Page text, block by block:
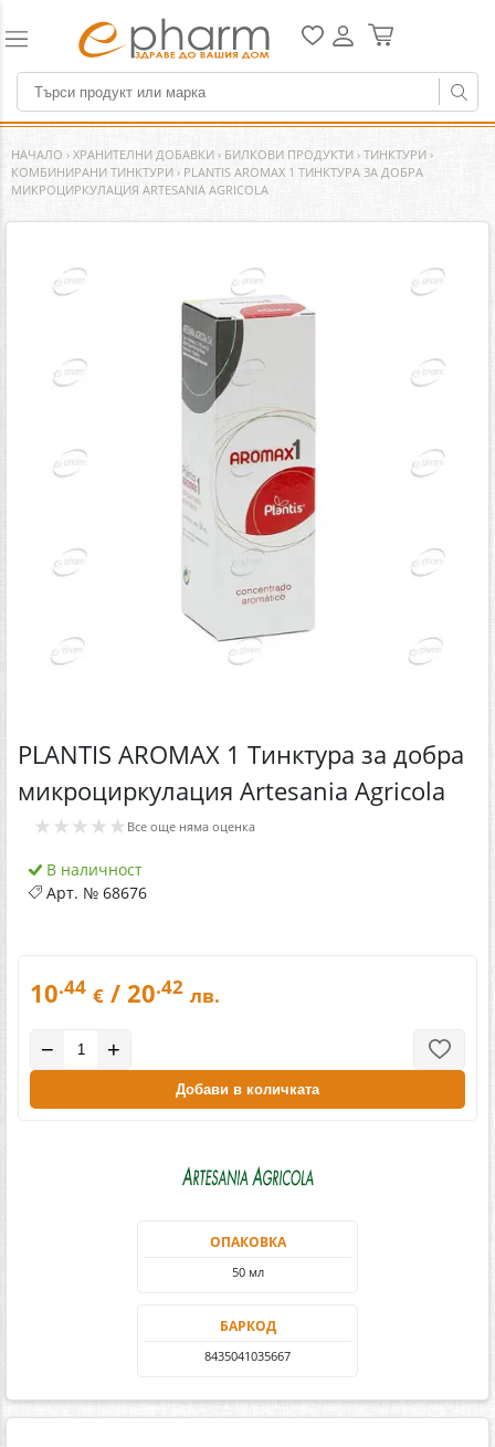
НАЧАЛО › ХРАНИТЕЛНИ ДОБАВКИ › БИЛКОВИ ПРОДУКТИ › ТИНКТУРИ ›
КОМБИНИРАНИ ТИНКТУРИ › PLANTIS AROMAX 1 ТИНКТУРА ЗА ДОБРА
МИКРОЦИРКУЛАЦИЯ ARTESANIA AGRICOLA
PLANTIS AROMAX 1 Тинктура за добра
микроциркулация Artesania Agricola
★★★★★ Все още няма оценка
В наличност
Арт. № 68676
10.44 € / 20.42 лв.
− +
Добави в количката
ОПАКОВКА
50 мл
БАРКОД
8435041035667